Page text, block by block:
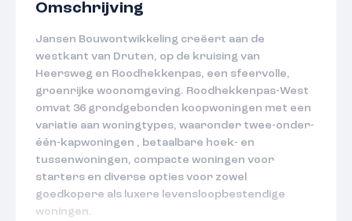
Omschrijving
Jansen Bouwontwikkeling creëert aan de
westkant van Druten, op de kruising van
Heersweg en Roodhekkenpas, een sfeervolle,
groenrijke woonomgeving. Roodhekkenpas-West
omvat 36 grondgebonden koopwoningen met een
variatie aan woningtypes, waaronder twee-onder-
één-kapwoningen , betaalbare hoek- en
tussenwoningen, compacte woningen voor
starters en diverse opties voor zowel
goedkopere als luxere levensloopbestendige
woningen.